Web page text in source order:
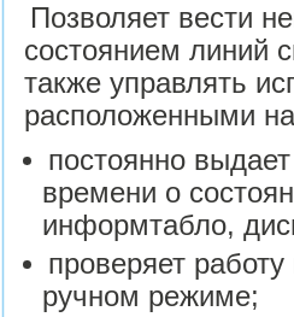
Позволяет вести
состоянием линий
также управлять
расположенными
постоянно
времени о
информтабло,
проверяет
ручном режиме;